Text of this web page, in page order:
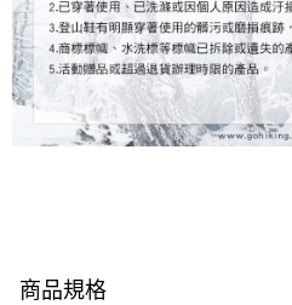
商品規格